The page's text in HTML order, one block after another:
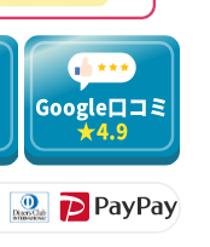
Google口コミ
★4.9